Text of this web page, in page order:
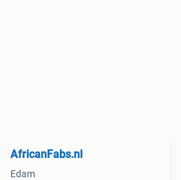
AfricanFabs.nl
Edam